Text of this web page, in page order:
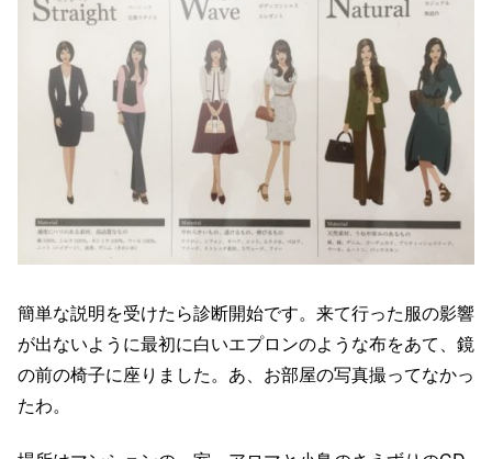
簡単な説明を受けたら診断開始です。来て行った服の影響
が出ないように最初に白いエプロンのような布をあて、鏡
の前の椅子に座りました。あ、お部屋の写真撮ってなかっ
たわ。